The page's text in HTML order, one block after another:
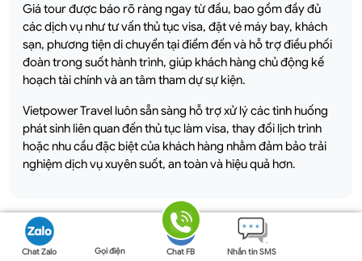
Chat Zalo Gọi điện Chat FB Nhắn tin SMS
Giá tour được báo rõ ràng ngay từ đầu, bao gồm đầy đủ
các dịch vụ như tư vấn thủ tục visa, đặt vé máy bay, khách
sạn, phương tiện di chuyển tại điểm đến và hỗ trợ điều phối
đoàn trong suốt hành trình, giúp khách hàng chủ động kế
hoạch tài chính và an tâm tham dự sự kiện.
Vietpower Travel luôn sẵn sàng hỗ trợ xử lý các tình huống
phát sinh liên quan đến thủ tục làm visa, thay đổi lịch trình
hoặc nhu cầu đặc biệt của khách hàng nhằm đảm bảo trải
nghiệm dịch vụ xuyên suốt, an toàn và hiệu quả hơn.
GHI CHÚ TOUR